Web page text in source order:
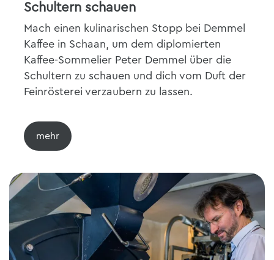
Schultern schauen
Mach einen kulinarischen Stopp bei Demmel
Kaffee in Schaan, um dem diplomierten
Kaffee-Sommelier Peter Demmel über die
Schultern zu schauen und dich vom Duft der
Feinrösterei verzaubern zu lassen.